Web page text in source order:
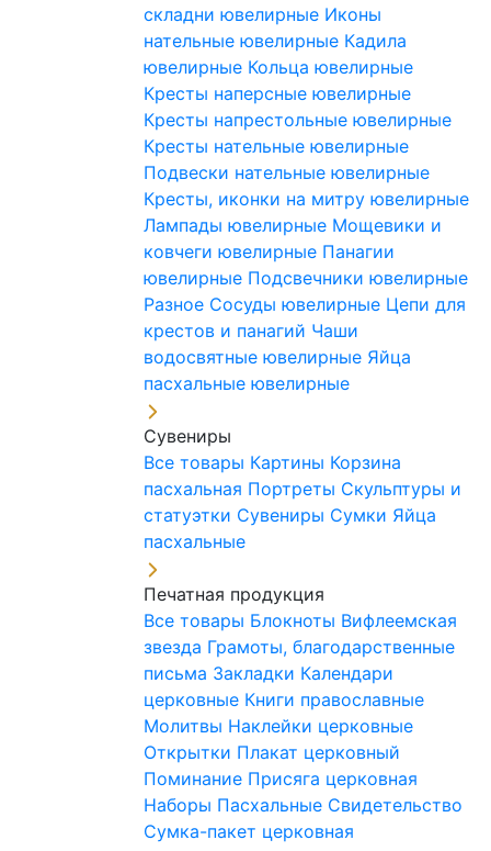
складни ювелирные Иконы
нательные ювелирные Кадила
ювелирные Кольца ювелирные
Кресты наперсные ювелирные
Кресты напрестольные ювелирные
Кресты нательные ювелирные
Подвески нательные ювелирные
Кресты, иконки на митру ювелирные
Лампады ювелирные Мощевики и
ковчеги ювелирные Панагии
ювелирные Подсвечники ювелирные
Разное Сосуды ювелирные Цепи для
крестов и панагий Чаши
водосвятные ювелирные Яйца
пасхальные ювелирные
Сувениры
Все товары Картины Корзина
пасхальная Портреты Скульптуры и
статуэтки Сувениры Сумки Яйца
пасхальные
Печатная продукция
Все товары Блокноты Вифлеемская
звезда Грамоты, благодарственные
письма Закладки Календари
церковные Книги православные
Молитвы Наклейки церковные
Открытки Плакат церковный
Поминание Присяга церковная
Наборы Пасхальные Свидетельство
Сумка-пакет церковная